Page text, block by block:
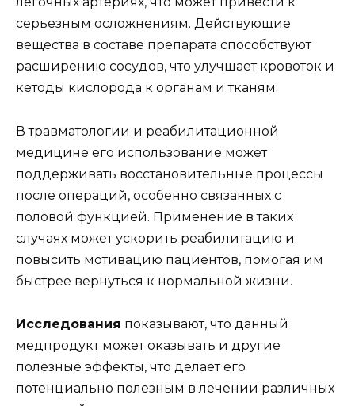
серьезным осложнениям. Действующие
вещества в составе препарата способствуют
расширению сосудов, что улучшает кровоток и
кетоды кислорода к органам и тканям.
В травматологии и реабилитационной
медицине его использование может
поддерживать восстановительные процессы
после операций, особенно связанных с
половой функцией. Применение в таких
случаях может ускорить реабилитацию и
повысить мотивацию пациентов, помогая им
быстрее вернуться к нормальной жизни.
Исследования показывают, что данный
медпродукт может оказывать и другие
полезные эффекты, что делает его
потенциально полезным в лечении различных